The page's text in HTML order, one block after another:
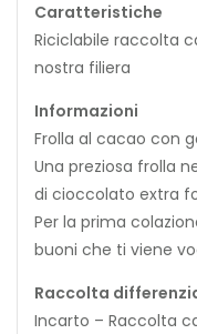
Caratteristiche
Riciclabile raccolta
nostra filiera
Informazioni
Frolla al cacao con
Una preziosa frolla
di cioccolato extra
Per la prima
buoni che ti viene
Raccolta
Incarto – Raccolta